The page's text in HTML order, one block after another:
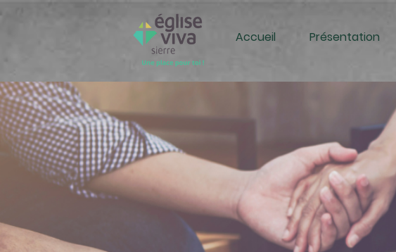
Accueil Présentation